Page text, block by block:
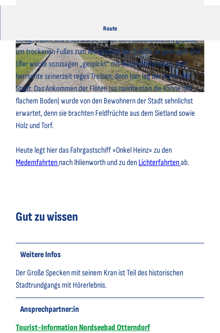
© Nordseebad Otterndorf, A. Brüning |
CC-BY
© Nordseebad Otterndorf, A. Brüning |
CC-BY
Route
Der Name stammt von der Machart der Uferbefestigung. Aus
Reisig, Busch und Reet wurde früher ein Faschinendamm gebaut,
um trockenen Fußes zum Anlegeplatz der Schiffe zu gelangen. Das
Ufer wurde sozusagen „gespickt“ mit diesen Materialien. Dort
herrschte seinerzeit reges Treiben, denn hier lag der Hafen der
Stadt. Das Ankommen der Flöten (so nannte man die Kähne mit
flachem Boden) wurde von den Bewohnern der Stadt sehnlichst
erwartet, denn sie brachten Feldfrüchte aus dem Sietland sowie
Holz und Torf.
Heute legt hier das Fahrgastschiff »Onkel Heinz« zu den
Medemfahrten nach Ihlienworth und zu den Lichterfahrtenab.
Gut zu wissen
Weitere Infos
Der Große Specken mit seinem Kran ist Teil des historischen
Stadtrundgangs mit Hörerlebnis.
Ansprechpartner:in
Tourist-Information Nordseebad Otterndorf